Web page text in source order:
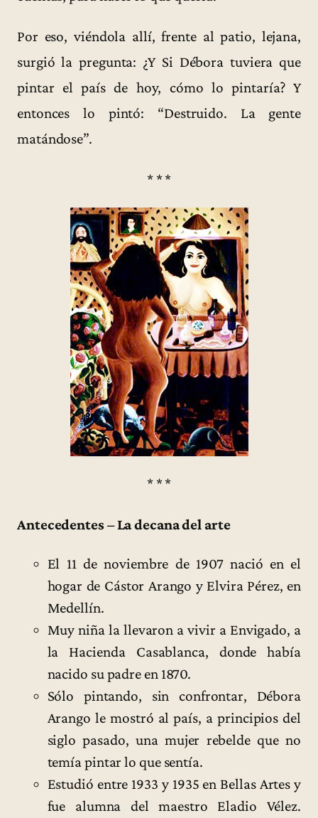
Por eso, viéndola allí, frente al patio, lejana,
surgió la pregunta: ¿Y Si Débora tuviera que
pintar el país de hoy, cómo lo pintaría? Y
entonces lo pintó: “Destruido. La gente
matándose”.
* * *
* * *
Antecedentes – La decana del arte
El 11 de noviembre de 1907 nació en el
hogar de Cástor Arango y Elvira Pérez, en
Medellín.
Muy niña la llevaron a vivir a Envigado, a
la Hacienda Casablanca, donde había
nacido su padre en 1870.
Sólo pintando, sin confrontar, Débora
Arango le mostró al país, a principios del
siglo pasado, una mujer rebelde que no
temía pintar lo que sentía.
Estudió entre 1933 y 1935 en Bellas Artes y
fue alumna del maestro Eladio Vélez.